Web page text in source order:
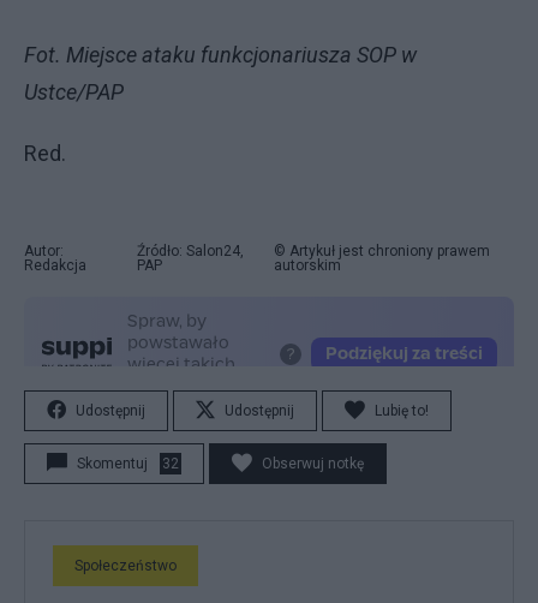
Fot. Miejsce ataku funkcjonariusza SOP w
Ustce/PAP
Red.
Autor:
Redakcja
Źródło: Salon24,
PAP
© Artykuł jest chroniony prawem
autorskim
Udostępnij Udostępnij Lubię to!
Skomentuj 32 Obserwuj notkę
Społeczeństwo